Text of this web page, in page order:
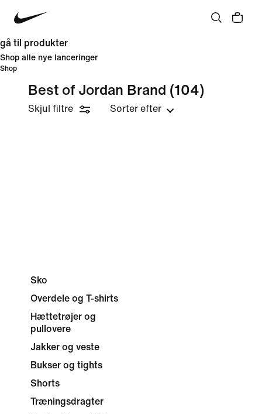
gå til produkter
Shop alle nye lanceringer
Shop
Best of Jordan Brand (104)
Skjul filtre Sorter efter
Sko
Overdele og T-shirts
Hættetrøjer og
pullovere
Jakker og veste
Bukser og tights
Shorts
Træningsdragter